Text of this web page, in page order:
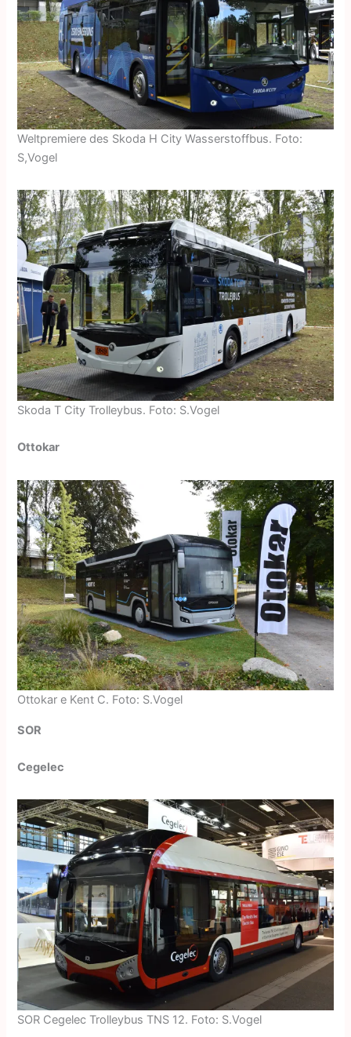
Weltpremiere des Skoda H City Wasserstoffbus. Foto:
S,Vogel
Skoda T City Trolleybus. Foto: S.Vogel
Ottokar
Ottokar e Kent C. Foto: S.Vogel
SOR
Cegelec
SOR Cegelec Trolleybus TNS 12. Foto: S.Vogel